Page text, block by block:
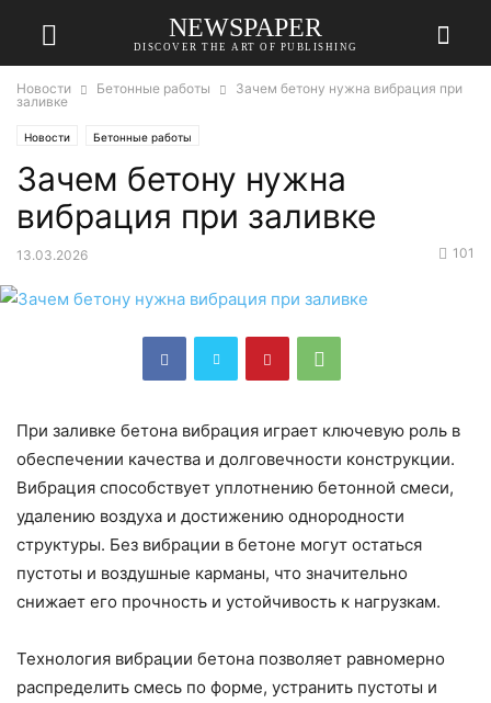
NEWSPAPER
DISCOVER THE ART OF PUBLISHING
Новости Бетонные работы
Зачем бетону нужна вибрация при
заливке
Новости Бетонные работы
Зачем бетону нужна
вибрация при заливке
13.03.2026 101
При заливке бетона вибрация играет ключевую роль в
обеспечении качества и долговечности конструкции.
Вибрация способствует уплотнению бетонной смеси,
удалению воздуха и достижению однородности
структуры. Без вибрации в бетоне могут остаться
пустоты и воздушные карманы, что значительно
снижает его прочность и устойчивость к нагрузкам.
Технология вибрации бетона позволяет равномерно
распределить смесь по форме, устранить пустоты и